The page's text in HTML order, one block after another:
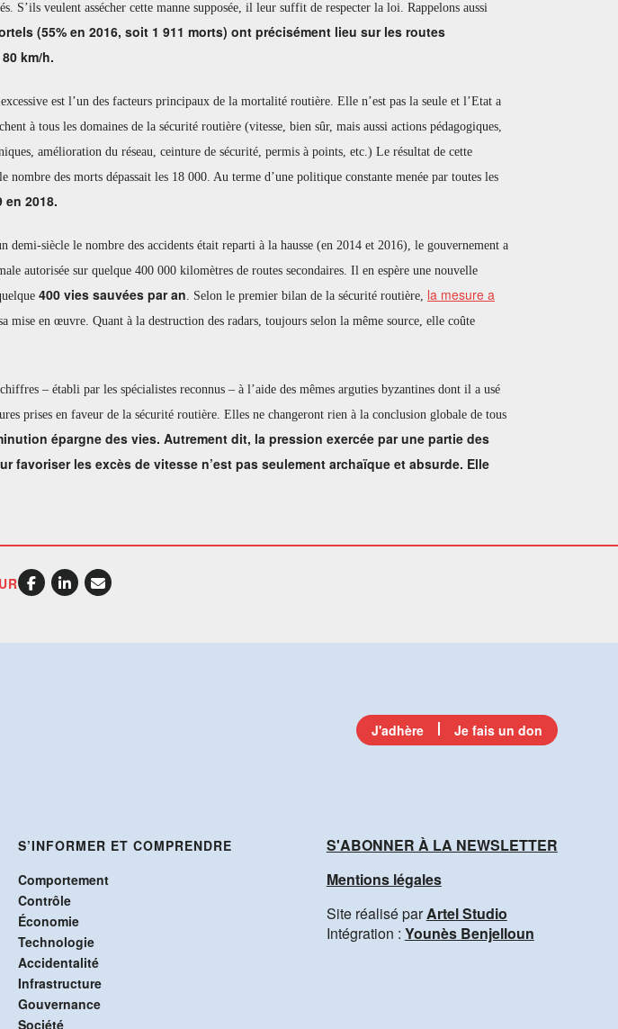
S’ils veulent assécher cette manne supposée, il leur suffit de respecter la loi. Rappelons aussi
(55% en 2016, soit 1 911 morts) ont précisément lieu sur les routes
km/h.
est l’un des facteurs principaux de la mortalité routière. Elle n’est pas la seule et l’Etat a
à tous les domaines de la sécurité routière (vitesse, bien sûr, mais aussi actions pédagogiques,
amélioration du réseau, ceinture de sécurité, permis à points, etc.) Le résultat de cette
des morts dépassait les 18 000. Au terme d’une politique constante menée par toutes les
en 2018.
demi-siècle le nombre des accidents était reparti à la hausse (en 2014 et 2016), le gouvernement a
autorisée sur quelque 400 000 kilomètres de routes secondaires. Il en espère une nouvelle
400 vies sauvées par an. Selon le premier bilan de la sécurité routière, la mesure a
mise en œuvre. Quant à la destruction des radars, toujours selon la même source, elle coûte
– établi par les spécialistes reconnus – à l’aide des mêmes arguties byzantines dont il a usé
prises en faveur de la sécurité routière. Elles ne changeront rien à la conclusion globale de tous
épargne des vies. Autrement dit, la pression exercée par une partie des
favoriser les excès de vitesse n’est pas seulement archaïque et absurde. Elle
J'adhère Je fais un don
S’INFORMER ET COMPRENDRE
Comportement
Contrôle
Économie
Technologie
Accidentalité
Infrastructure
Gouvernance
Société
S'ABONNER À LA NEWSLETTER
Mentions légales
Site réalisé parArtel Studio
Intégration : Younès Benjelloun